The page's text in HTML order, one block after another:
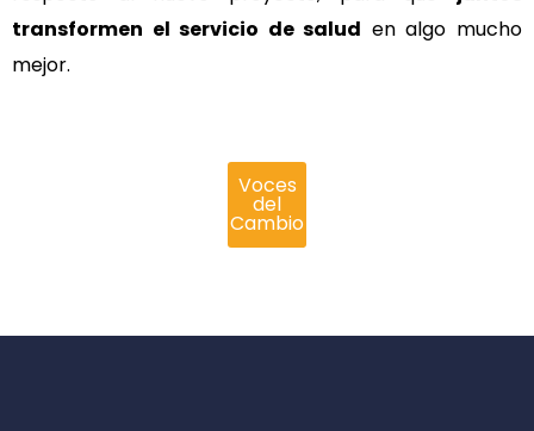
transformen el servicio de salud en algo mucho
mejor.
Voces
del
Cambio